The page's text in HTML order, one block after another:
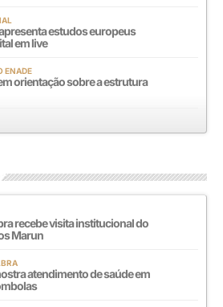
estudos europeus
em live
ENADE
orientação sobre a estrutura
recebe visita institucional do
Marun
atendimento de saúde em